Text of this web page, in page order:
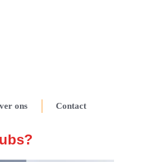
ons Contact